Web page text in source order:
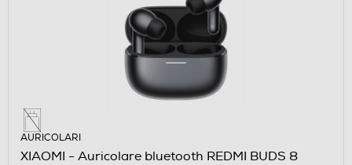
AURICOLARI
XIAOMI - Auricolare bluetooth REDMI BUDS 8